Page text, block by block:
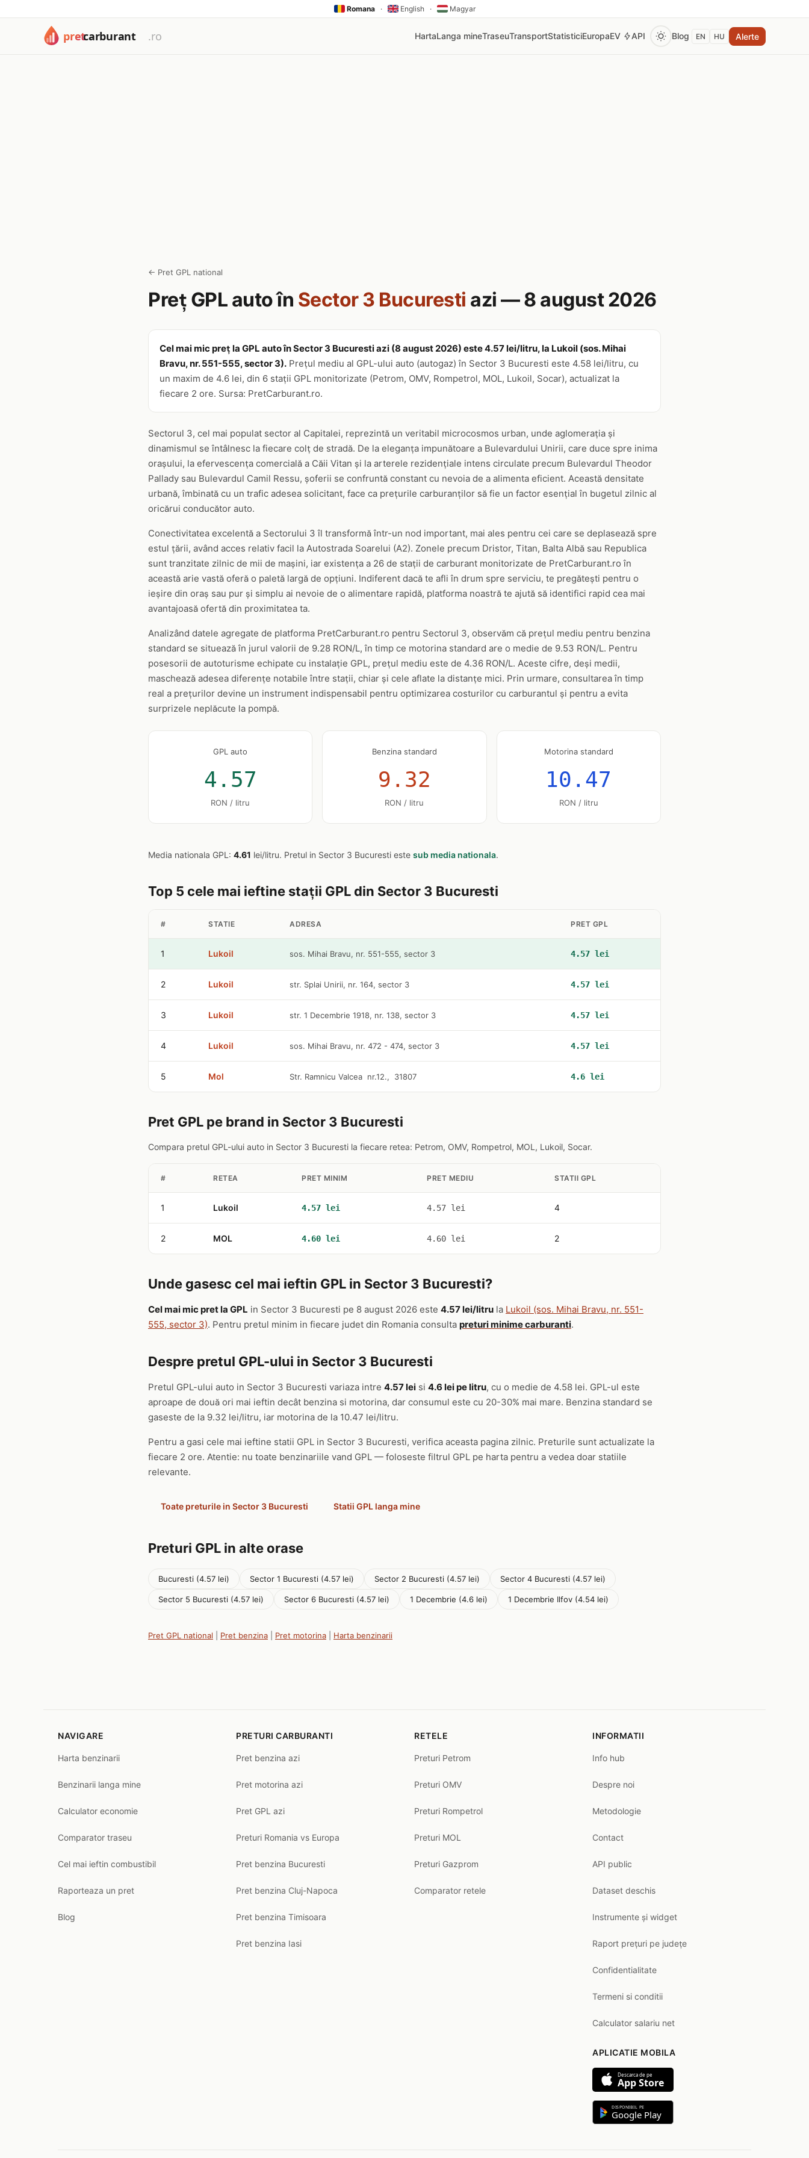
Romana · English · Magyar
HartaLanga mineTraseuTransportStatisticiEuropaEV API Blog EN HU Alerte
← Pret GPL national
Preț GPL auto în Sector 3 Bucuresti azi — 8 august 2026
Cel mai mic preț la GPL auto în Sector 3 Bucuresti azi (8 august 2026) este 4.57 lei/litru, la Lukoil (sos. Mihai
Bravu, nr. 551-555, sector 3). Prețul mediu al GPL-ului auto (autogaz) în Sector 3 Bucuresti este 4.58 lei/litru, cu
un maxim de 4.6 lei, din 6 stații GPL monitorizate (Petrom, OMV, Rompetrol, MOL, Lukoil, Socar), actualizat la
fiecare 2 ore. Sursa: PretCarburant.ro.
Sectorul 3, cel mai populat sector al Capitalei, reprezintă un veritabil microcosmos urban, unde aglomerația și
dinamismul se întâlnesc la fiecare colț de stradă. De la eleganța impunătoare a Bulevardului Unirii, care duce spre inima
orașului, la efervescența comercială a Căii Vitan și la arterele rezidențiale intens circulate precum Bulevardul Theodor
Pallady sau Bulevardul Camil Ressu, șoferii se confruntă constant cu nevoia de a alimenta eficient. Această densitate
urbană, îmbinată cu un trafic adesea solicitant, face ca prețurile carburanților să fie un factor esențial în bugetul zilnic al
oricărui conducător auto.
Conectivitatea excelentă a Sectorului 3 îl transformă într-un nod important, mai ales pentru cei care se deplasează spre
estul țării, având acces relativ facil la Autostrada Soarelui (A2). Zonele precum Dristor, Titan, Balta Albă sau Republica
sunt tranzitate zilnic de mii de mașini, iar existența a 26 de stații de carburant monitorizate de PretCarburant.ro în
această arie vastă oferă o paletă largă de opțiuni. Indiferent dacă te afli în drum spre serviciu, te pregătești pentru o
ieșire din oraș sau pur și simplu ai nevoie de o alimentare rapidă, platforma noastră te ajută să identifici rapid cea mai
avantajoasă ofertă din proximitatea ta.
Analizând datele agregate de platforma PretCarburant.ro pentru Sectorul 3, observăm că prețul mediu pentru benzina
standard se situează în jurul valorii de 9.28 RON/L, în timp ce motorina standard are o medie de 9.53 RON/L. Pentru
posesorii de autoturisme echipate cu instalație GPL, prețul mediu este de 4.36 RON/L. Aceste cifre, deși medii,
maschează adesea diferențe notabile între stații, chiar și cele aflate la distanțe mici. Prin urmare, consultarea în timp
real a prețurilor devine un instrument indispensabil pentru optimizarea costurilor cu carburantul și pentru a evita
surprizele neplăcute la pompă.
GPL auto
4.57
RON / litru
Benzina standard
9.32
RON / litru
Motorina standard
10.47
RON / litru
Media nationala GPL: 4.61 lei/litru. Pretul in Sector 3 Bucuresti este sub media nationala.
Top 5 cele mai ieftine stații GPL din Sector 3 Bucuresti
# STATIE ADRESA PRET GPL
1 Lukoil sos. Mihai Bravu, nr. 551-555, sector 3 4.57 lei
2 Lukoil str. Splai Unirii, nr. 164, sector 3 4.57 lei
3 Lukoil str. 1 Decembrie 1918, nr. 138, sector 3 4.57 lei
4 Lukoil sos. Mihai Bravu, nr. 472 - 474, sector 3 4.57 lei
5 Mol Str. Ramnicu Valcea nr.12., 31807 4.6 lei
Pret GPL pe brand in Sector 3 Bucuresti
Compara pretul GPL-ului auto in Sector 3 Bucuresti la fiecare retea: Petrom, OMV, Rompetrol, MOL, Lukoil, Socar.
# RETEA PRET MINIM PRET MEDIU STATII GPL
1 Lukoil 4.57 lei 4.57 lei 4
2 MOL 4.60 lei 4.60 lei 2
Unde gasesc cel mai ieftin GPL in Sector 3 Bucuresti?
Cel mai mic pret la GPL in Sector 3 Bucuresti pe 8 august 2026 este 4.57 lei/litru la Lukoil (sos. Mihai Bravu, nr. 551-
555, sector 3). Pentru pretul minim in fiecare judet din Romania consulta preturi minime carburanti.
Despre pretul GPL-ului in Sector 3 Bucuresti
Pretul GPL-ului auto in Sector 3 Bucuresti variaza intre 4.57 lei si 4.6 lei pe litru, cu o medie de 4.58 lei. GPL-ul este
aproape de două ori mai ieftin decât benzina si motorina, dar consumul este cu 20-30% mai mare. Benzina standard se
gaseste de la 9.32 lei/litru, iar motorina de la 10.47 lei/litru.
Pentru a gasi cele mai ieftine statii GPL in Sector 3 Bucuresti, verifica aceasta pagina zilnic. Preturile sunt actualizate la
fiecare 2 ore. Atentie: nu toate benzinariile vand GPL — foloseste filtrul GPL pe harta pentru a vedea doar statiile
relevante.
Toate preturile in Sector 3 Bucuresti Statii GPL langa mine
Preturi GPL in alte orase
Bucuresti (4.57 lei) Sector 1 Bucuresti (4.57 lei) Sector 2 Bucuresti (4.57 lei) Sector 4 Bucuresti (4.57 lei)
Sector 5 Bucuresti (4.57 lei) Sector 6 Bucuresti (4.57 lei) 1 Decembrie (4.6 lei) 1 Decembrie Ilfov (4.54 lei)
Pret GPL national Pret benzina Pret motorina Harta benzinarii
NAVIGARE
Harta benzinarii
Benzinarii langa mine
Calculator economie
Comparator traseu
Cel mai ieftin combustibil
Raporteaza un pret
Blog
PRETURI CARBURANTI
Pret benzina azi
Pret motorina azi
Pret GPL azi
Preturi Romania vs Europa
Pret benzina Bucuresti
Pret benzina Cluj-Napoca
Pret benzina Timisoara
Pret benzina Iasi
RETELE
Preturi Petrom
Preturi OMV
Preturi Rompetrol
Preturi MOL
Preturi Gazprom
Comparator retele
INFORMATII
Info hub
Despre noi
Metodologie
Contact
API public
Dataset deschis
Instrumente și widget
Raport prețuri pe județe
Confidentialitate
Termeni si conditii
Calculator salariu net
APLICATIE MOBILA
Descarca de pe
App Store
DISPONIBIL PE
Google Play